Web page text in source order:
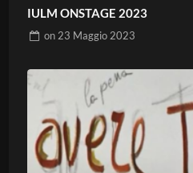
IULM ONSTAGE 2023
on 23 Maggio 2023